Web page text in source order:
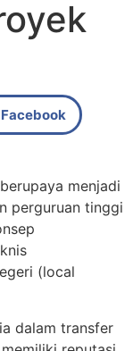
Facebook
menjadi
perguruan tinggi
(local
dalam transfer